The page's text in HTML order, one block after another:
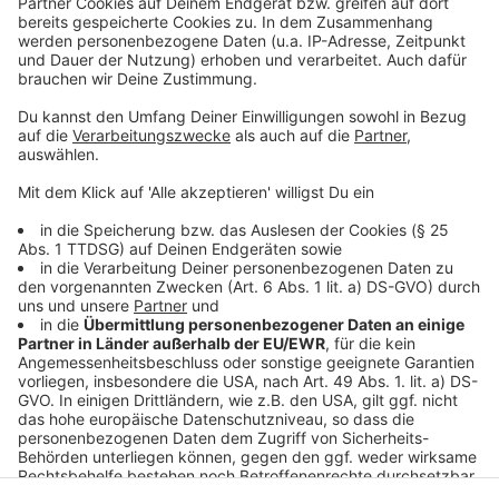
Anzeige
den Parkhäusern Spiegelstraße und Entenpfuhl im
Wiederaufbau. Sie sollen schnellstmöglich barrierefrei
und behindertengerecht wiederhergestellt werden,
hat die Stadt mitgeteilt. Der Rote Würfel am Bahnhof
Euskirchen sei jetzt wieder in Betrieb, er musste
wegen eines fehlenden Bauteils längere Zeit
Anzeige
Anzeige